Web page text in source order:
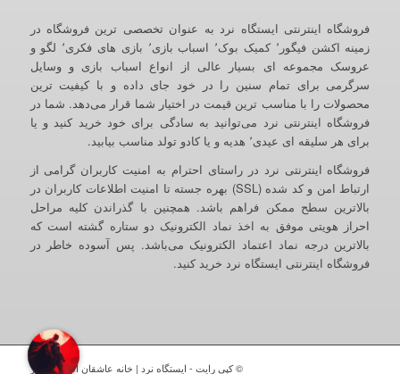
فروشگاه اینترنتی ایستگاه نرد به عنوان تخصصی ترین فروشگاه در
زمینه اکشن فیگور٬ کمیک بوک٬ اسباب بازی٬ بازی های فکری٬ لگو و
عروسک مجموعه ای بسیار عالی از انواع اسباب بازی و وسایل
سرگرمی برای تمام سنین را در خود جای داده و با کیفیت ترین
محصولات را با مناسب ترین قیمت در اختیار شما قرار می‌دهد. شما در
فروشگاه اینترنتی نرد می‌توانید به سادگی برای خود خرید کنید و یا
برای هر سلیقه ای عیدی٬ هدیه و یا کادو تولد مناسب بیابید.
فروشگاه اینترنتی نرد در راستای احترام به امنیت کاربران گرامی از
ارتباط امن و کد شده (SSL) بهره جسته تا امنیت اطلاعات کاربران در
بالاترین سطح ممکن فراهم باشد. همچنین با گذراندن کلیه مراحل
احراز هویتی موفق به اخذ نماد الکترونیک دو ستاره گشته است که
بالاترین درجه نماد اعتماد الکترونیک می‌باشد. پس آسوده خاطر در
فروشگاه اینترنتی ایستگاه نرد خرید کنید.
© کپی رایت - ایستگاه نرد | خانه عاشقان اکشن فیگور